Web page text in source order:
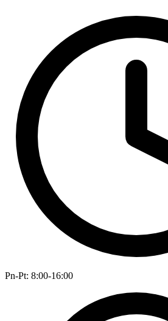
Pn-Pt: 8:00-16:00